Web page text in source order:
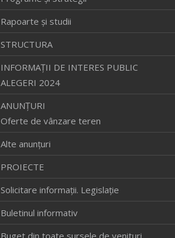
Rapoarte și studii
STRUCTURA
INFORMAŢII DE INTERES PUBLIC
ALEGERI 2024
ANUNȚURI
Oferte de vânzare teren
Alte anunțuri
PROIECTE
Solicitare informaţii. Legislaţie
Buletinul informativ
Buget din toate sursele de venituri